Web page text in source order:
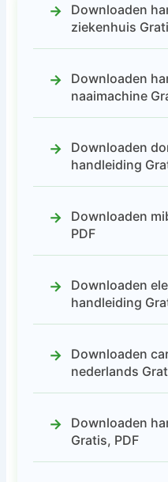
Downloaden
ziekenhuis
Downloaden
naaimachine
Downloaden
handleiding
Downloaden
PDF
Downloaden
handleiding
Downloaden
nederlands
Downloaden
Gratis, PDF